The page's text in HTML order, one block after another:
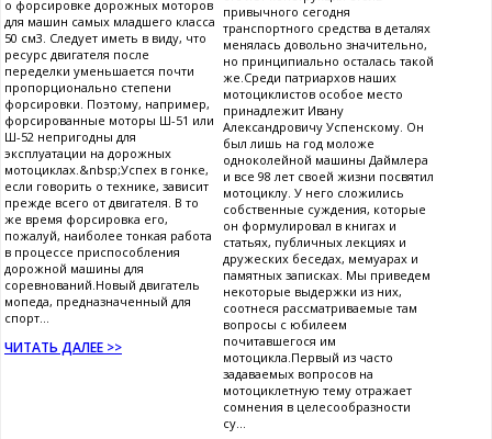
о форсировке дорожных моторов
для машин самых младшего класса
50 см3. Следует иметь в виду, что
ресурс двигателя после
переделки уменьшается почти
пропорционально степени
форсировки. Поэтому, например,
форсированные моторы Ш-51 или
Ш-52 непригодны для
эксплуатации на дорожных
мотоциклах.&nbsp;Успех в гонке,
если говорить о технике, зависит
прежде всего от двигателя. В то
же время форсировка его,
пожалуй, наиболее тонкая работа
в процессе приспособления
дорожной машины для
соревнований.Новый двигатель
мопеда, предназначенный для
спорт...
ЧИТАТЬ ДАЛЕЕ >>
привычного сегодня
транспортного средства в деталях
менялась довольно значительно,
но принципиально осталась такой
же.Среди патриархов наших
мотоциклистов особое место
принадлежит Ивану
Александровичу Успенскому. Он
был лишь на год моложе
одноколейной машины Даймлера
и все 98 лет своей жизни посвятил
мотоциклу. У него сложились
собственные суждения, которые
он формулировал в книгах и
статьях, публичных лекциях и
дружеских беседах, мемуарах и
памятных записках. Мы приведем
некоторые выдержки из них,
соотнеся рассматриваемые там
вопросы с юбилеем
почитавшегося им
мотоцикла.Первый из часто
задаваемых вопросов на
мотоциклетную тему отражает
сомнения в целесообразности
су...